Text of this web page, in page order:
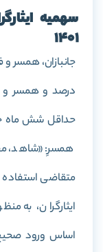
سهمیه
1401
درصد و همسر و
حداقل شش ماه
همسرِ: «شاهد،
متقاضی
ایثارگران، به
اساس ورود